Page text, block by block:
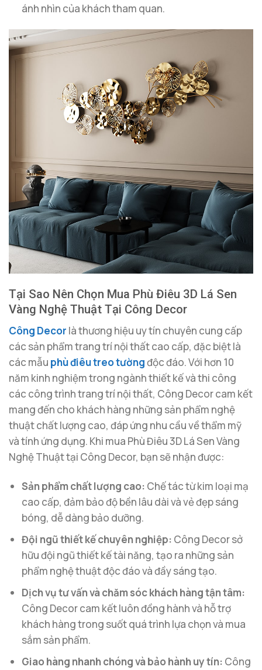
ánh nhìn của khách tham quan.
Tại Sao Nên Chọn Mua Phù Điêu 3D Lá Sen
Vàng Nghệ Thuật Tại Công Decor
Công Decor là thương hiệu uy tín chuyên cung cấp
các sản phẩm trang trí nội thất cao cấp, đặc biệt là
các mẫu phù điêu treo tườngđộc đáo. Với hơn 10
năm kinh nghiệm trong ngành thiết kế và thi công
các công trình trang trí nội thất, Công Decor cam kết
mang đến cho khách hàng những sản phẩm nghệ
thuật chất lượng cao, đáp ứng nhu cầu về thẩm mỹ
và tính ứng dụng. Khi mua Phù Điêu 3D Lá Sen Vàng
Nghệ Thuật tại Công Decor, bạn sẽ nhận được:
Sản phẩm chất lượng cao: Chế tác từ kim loại mạ
cao cấp, đảm bảo độ bền lâu dài và vẻ đẹp sáng
bóng, dễ dàng bảo dưỡng.
Đội ngũ thiết kế chuyên nghiệp: Công Decor sở
hữu đội ngũ thiết kế tài năng, tạo ra những sản
phẩm nghệ thuật độc đáo và đầy sáng tạo.
Dịch vụ tư vấn và chăm sóc khách hàng tận tâm:
Công Decor cam kết luôn đồng hành và hỗ trợ
khách hàng trong suốt quá trình lựa chọn và mua
sắm sản phẩm.
Giao hàng nhanh chóng và bảo hành uy tín: Công